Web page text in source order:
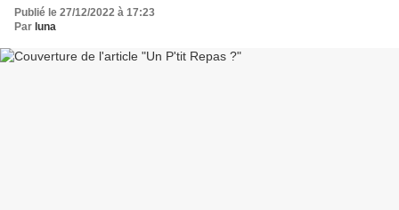
Publié le 27/12/2022 à 17:23
Par luna